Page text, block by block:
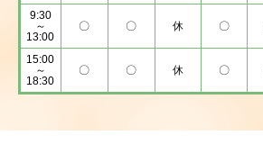
9:30
～
13:00
〇 〇 休 〇
15:00
～
18:30
〇 〇 休 〇